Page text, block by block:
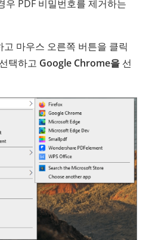
우 PDF 비밀번호를 제거하는
마우스 오른쪽 버튼을 클릭
선택하고 Google Chrome을 선